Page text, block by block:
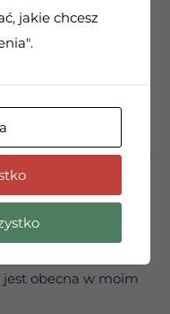
ich melodii.
czym powinien
tylko dlatego,
robić nic
możliwości,
znajdując trzeźwość,
tym, którzy
Włączając w to
Dwunastu Kroków
jest obecna w moim
jakie chcesz